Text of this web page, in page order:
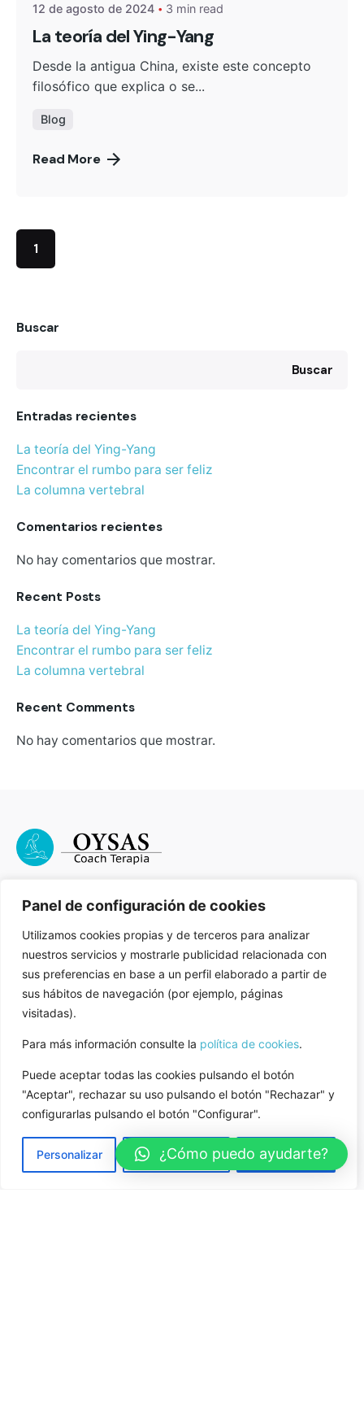
Panel de configuración de cookies
Utilizamos cookies propias y de terceros para analizar
nuestros servicios y mostrarle publicidad relacionada con
sus preferencias en base a un perfil elaborado a partir de
sus hábitos de navegación (por ejemplo, páginas
visitadas).
Para más información consulte la política de cookies.
Puede aceptar todas las cookies pulsando el botón
"Aceptar", rechazar su uso pulsando el botón "Rechazar" y
configurarlas pulsando el botón "Configurar".
Personalizar Rechazar todo Aceptar todo
Buscar
Buscar
Entradas recientes
La teoría del Ying-Yang
Encontrar el rumbo para ser feliz
La columna vertebral
Comentarios recientes
No hay comentarios que mostrar.
Recent Posts
La teoría del Ying-Yang
Encontrar el rumbo para ser feliz
La columna vertebral
Recent Comments
No hay comentarios que mostrar.
12 de agosto de 2024 3 min read
La teoría del Ying-Yang
Desde la antigua China, existe este concepto
filosófico que explica o se...
Blog
Read More
1
Menú
Inicio
Tratamientos
Quien soy?
Contacto
Aviso legal
Política de privacidad
Política de cookies
¿Cómo puedo ayudarte?